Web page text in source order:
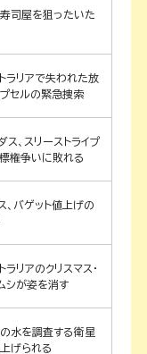
司屋を狙ったいた
ラリアで失われた放
セルの緊急捜索
ス、スリーストライプ
権争いに敗れる
、バゲット値上げの
ラリアのクリスマス・
シが姿を消す
水を調査する衛星
げられる